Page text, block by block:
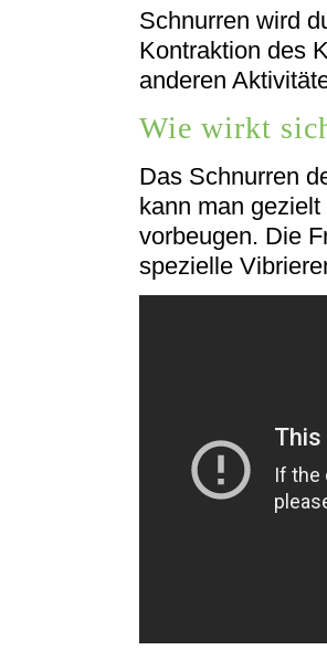
Schnurren wird
Kontraktion des
anderen
Wie wirkt
Das Schnurren
kann man
vorbeugen. Die
spezielle